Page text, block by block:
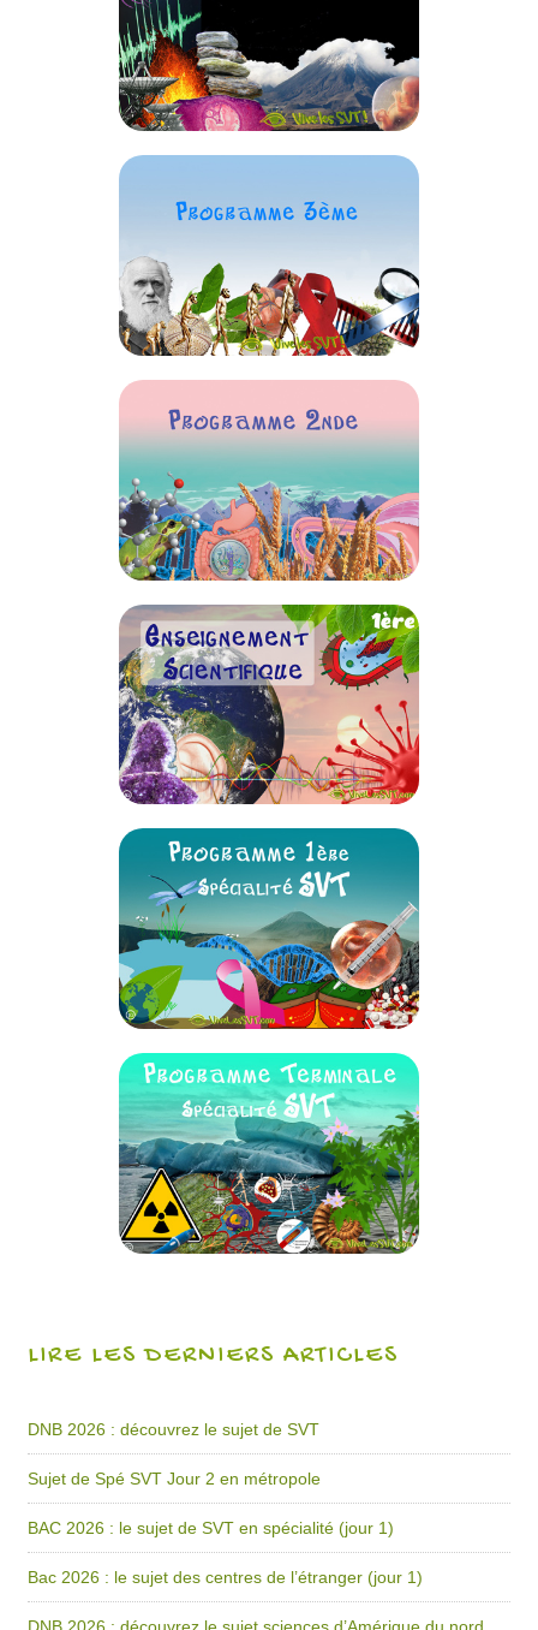
LIRE LES DERNIERS ARTICLES
DNB 2026 : découvrez le sujet de SVT
Sujet de Spé SVT Jour 2 en métropole
BAC 2026 : le sujet de SVT en spécialité (jour 1)
Bac 2026 : le sujet des centres de l’étranger (jour 1)